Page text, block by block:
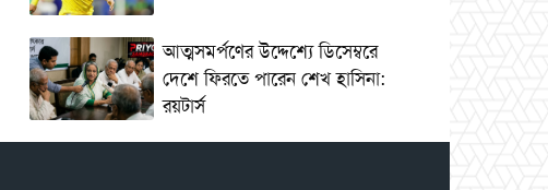
আত্মসমর্পণের উদ্দেশ্যে ডিসেম্বরে
দেশে ফিরতে পারেন শেখ হাসিনা:
রয়টার্স